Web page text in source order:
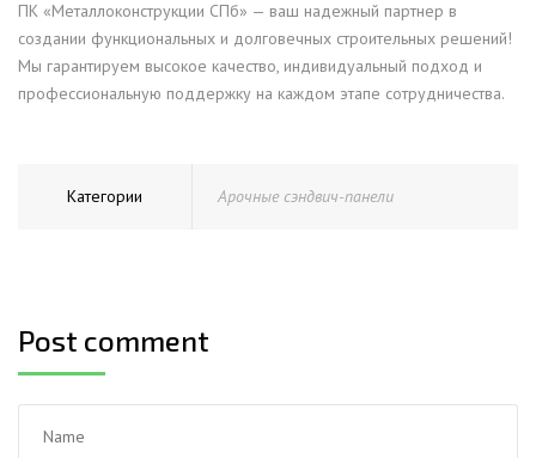
ПК «Металлоконструкции СПб» — ваш надежный партнер в
создании функциональных и долговечных строительных решений!
Мы гарантируем высокое качество, индивидуальный подход и
профессиональную поддержку на каждом этапе сотрудничества.
Категории Арочные сэндвич-панели
Post comment